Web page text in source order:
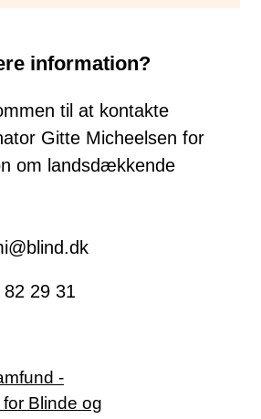
information?
til at kontakte
Gitte Micheelsen for
om landsdækkende
82 29 31